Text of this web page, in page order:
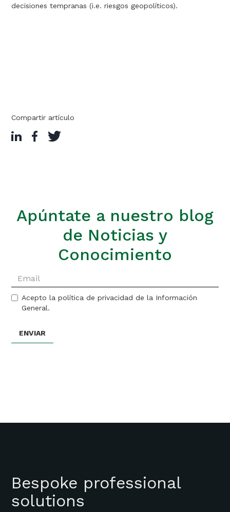
decisiones tempranas (i.e. riesgos geopolíticos).
Compartir artículo
Apúntate a nuestro blog
de Noticias y
Conocimiento
Acepto la política de privacidad de la Información
General.
Bespoke professional
solutions